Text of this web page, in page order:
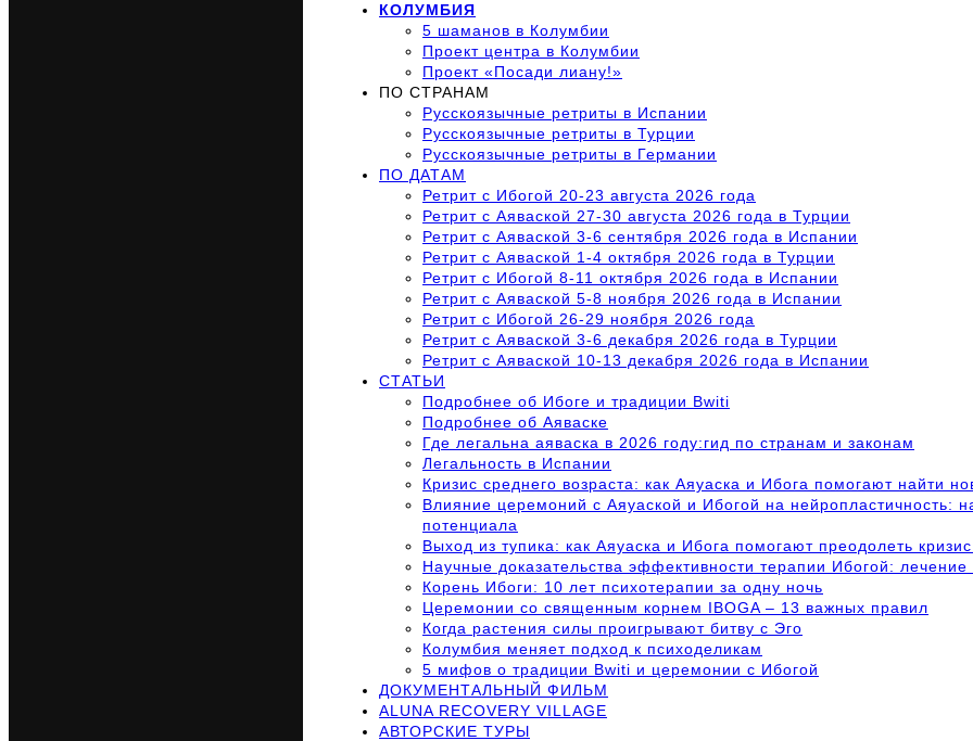
КОЛУМБИЯ
5 шаманов в Колумбии
Проект центра в Колумбии
Проект «Посади лиану!»
ПО СТРАНАМ
Русскоязычные ретриты в Испании
Русскоязычные ретриты в Турции
Русскоязычные ретриты в Германии
ПО ДАТАМ
Ретрит с Ибогой 20-23 августа 2026 года
Ретрит с Аяваской 27-30 августа 2026 года в Турции
Ретрит с Аяваской 3-6 сентября 2026 года в Испании
Ретрит с Аяваской 1-4 октября 2026 года в Турции
Ретрит с Ибогой 8-11 октября 2026 года в Испании
Ретрит с Аяваской 5-8 ноября 2026 года в Испании
Ретрит с Ибогой 26-29 ноября 2026 года
Ретрит с Аяваской 3-6 декабря 2026 года в Турции
Ретрит с Аяваской 10-13 декабря 2026 года в Испании
СТАТЬИ
Подробнее об Ибоге и традиции Bwiti
Подробнее об Аяваске
Где легальна аяваска в 2026 году:гид по странам и законам
Легальность в Испании
Кризис среднего возраста: как Аяуаска и Ибога помогают найти
Влияние церемоний с Аяуаской и Ибогой на нейропластичность:
потенциала
Выход из тупика: как Аяуаска и Ибога помогают преодолеть
Научные доказательства эффективности терапии Ибогой: лечение
Корень Ибоги: 10 лет психотерапии за одну ночь
Церемонии со священным корнем IBOGA – 13 важных правил
Когда растения силы проигрывают битву с Эго
Колумбия меняет подход к психоделикам
5 мифов о традиции Bwiti и церемонии с Ибогой
ДОКУМЕНТАЛЬНЫЙ ФИЛЬМ
ALUNA RECOVERY VILLAGE
АВТОРСКИЕ ТУРЫ